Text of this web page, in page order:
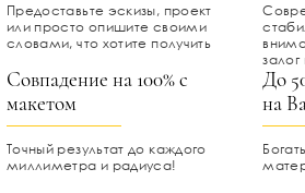
Предоставьте эскизы, проект
или просто опишите своими
словами, что хотите получить
Совпадение на 100% с
макетом
Точный результат до каждого
миллиметра и радиуса!
До
на